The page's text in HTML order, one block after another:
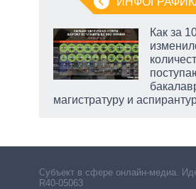
Как за
магистратуру и
Субъект в сфере онлайн-медиа.
R40-05063